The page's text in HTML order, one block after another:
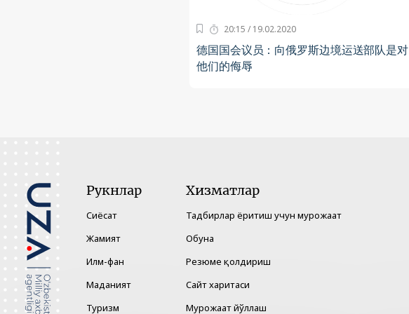
20:15 / 19.02.2020
德国国会议员：向俄罗斯边境运送部队是对
他们的侮辱
Рукнлар
Сиёсат
Жамият
Илм-фан
Маданият
Туризм
Хизматлар
Тадбирлар ёритиш учун мурожаат
Обуна
Резюме қолдириш
Сайт харитаси
Мурожаат йўллаш